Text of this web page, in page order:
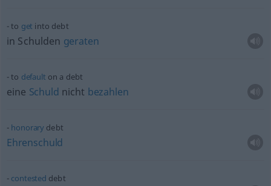
to get into debt
in Schulden geraten
to default on a debt
eine Schuld nicht bezahlen
honorary debt
Ehrenschuld
contested debt